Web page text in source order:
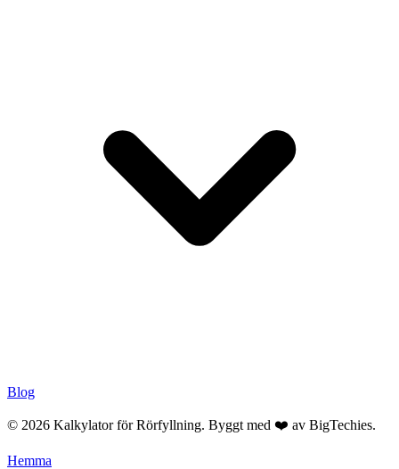
Blog
© 2026 Kalkylator för Rörfyllning. Byggt med ❤️ av BigTechies.
Hemma